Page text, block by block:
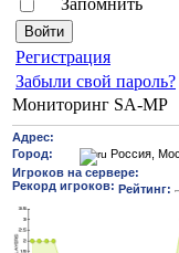
Запомнить
Pегиcтрaция
Забыли свой пароль?
Мониторинг SA-MP